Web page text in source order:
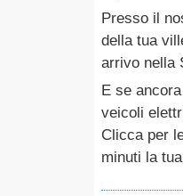
Presso il
della tua
arrivo nella
E se
veicoli
Clicca per
minuti la